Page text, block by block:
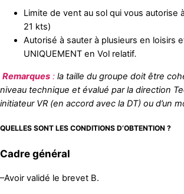
Limite de vent au sol qui vous autorise
21 kts)
Autorisé à sauter à plusieurs en loisirs
UNIQUEMENT en Vol relatif.
Remarques : la taille du groupe doit être
niveau technique et évalué par la direction
initiateur VR (en accord avec la DT) ou d’un
QUELLES SONT LES CONDITIONS D’OBTENTION ?
Cadre général
–Avoir validé le brevet B.